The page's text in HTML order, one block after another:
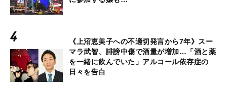
《上沼恵美子への不適切発言から7年》スー
マラ武智、誹謗中傷で酒量が増加…「酒と薬
を一緒に飲んでいた」アルコール依存症の
日々を告白